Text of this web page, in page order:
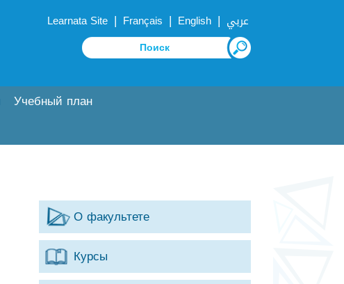
Learnata Site | Français | English | عربي
Учебный план
О факультете
Курсы